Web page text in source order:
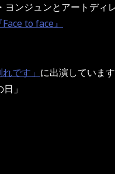
ンジュンとアートディ
to face』
です」 に出演していま
」